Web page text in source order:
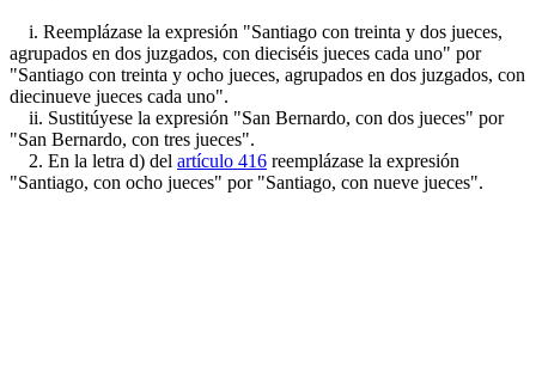
i. Reemplázase la expresión "Santiago con treinta y dos jueces,
agrupados en dos juzgados, con dieciséis jueces cada uno" por
"Santiago con treinta y ocho jueces, agrupados en dos juzgados, con
diecinueve jueces cada uno".
ii. Sustitúyese la expresión "San Bernardo, con dos jueces" por
"San Bernardo, con tres jueces".
2. En la letra d) del artículo 416 reemplázase la expresión
"Santiago, con ocho jueces" por "Santiago, con nueve jueces".